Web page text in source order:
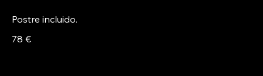
Postre incluido.
78 €